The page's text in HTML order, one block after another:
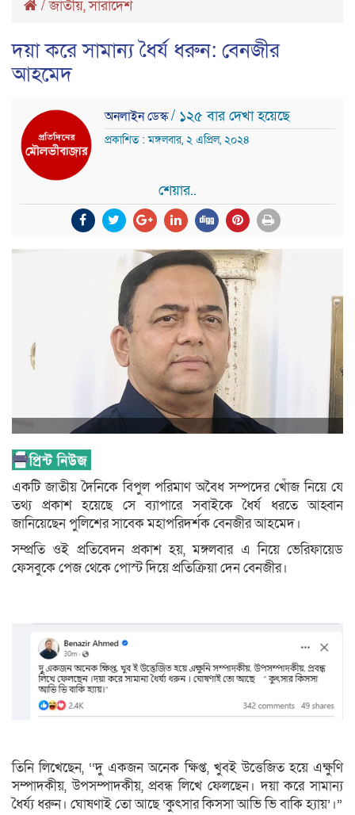
/জাতীয়,সারাদেশ
দয়া করে সামান্য ধৈর্য ধরুন: বেনজীর
আহমেদ
অনলাইন ডেস্ক/ ১২৫ বার দেখা হয়েছে
প্রকাশিত : মঙ্গলবার, ২ এপ্রিল, ২০২৪
শেয়ার..
একটি জাতীয় দৈনিকে বিপুল পরিমাণ অবৈধ সম্পদের খোঁজ নিয়ে যে
তথ্য প্রকাশ হয়েছে সে ব্যাপারে সবাইকে ধৈর্য ধরতে আহ্বান
জানিয়েছেন পুলিশের সাবেক মহাপরিদর্শক বেনজীর আহমেদ।
সম্প্রতি ওই প্রতিবেদন প্রকাশ হয়, মঙ্গলবার এ নিয়ে ভেরিফায়েড
ফেসবুকে পেজ থেকে পোস্ট দিয়ে প্রতিক্রিয়া দেন বেনজীর।
তিনি লিখেছেন, ‘‘দু একজন অনেক ক্ষিপ্ত, খুবই উত্তেজিত হয়ে এক্ষুণি
সম্পাদকীয়, উপসম্পাদকীয়, প্রবন্ধ লিখে ফেলছেন। দয়া করে সামান্য
ধৈর্য্য ধরুন। ঘোষণাই তো আছে ‘কুৎসার কিসসা আভি ভি বাকি হ্যায়’।”